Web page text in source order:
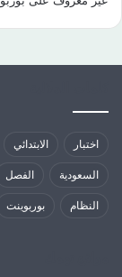
اختبار الابتدائي
السعودية الفصل
النظام بوربوينت